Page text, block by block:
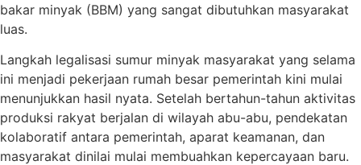
bakar minyak (BBM) yang sangat dibutuhkan masyarakat
luas.
Langkah legalisasi sumur minyak masyarakat yang selama
ini menjadi pekerjaan rumah besar pemerintah kini mulai
menunjukkan hasil nyata. Setelah bertahun-tahun aktivitas
produksi rakyat berjalan di wilayah abu-abu, pendekatan
kolaboratif antara pemerintah, aparat keamanan, dan
masyarakat dinilai mulai membuahkan kepercayaan baru.